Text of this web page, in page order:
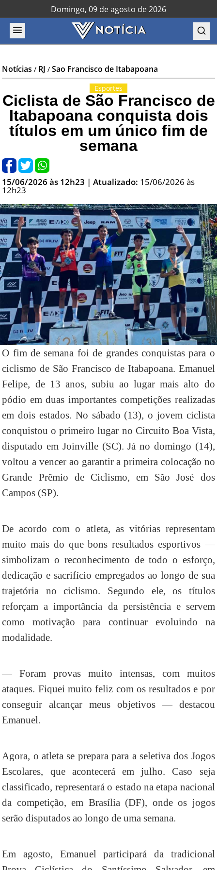
Domingo, 09 de agosto de 2026
Notícias / RJ /Sao Francisco de Itabapoana
Esportes
Ciclista de São Francisco de
Itabapoana conquista dois
títulos em um único fim de
semana
15/06/2026 às 12h23 | Atualizado: 15/06/2026 às
12h23
O fim de semana foi de grandes conquistas para o
ciclismo de São Francisco de Itabapoana. Emanuel
Felipe, de 13 anos, subiu ao lugar mais alto do
pódio em duas importantes competições realizadas
em dois estados. No sábado (13), o jovem ciclista
conquistou o primeiro lugar no Circuito Boa Vista,
disputado em Joinville (SC). Já no domingo (14),
voltou a vencer ao garantir a primeira colocação no
Grande Prêmio de Ciclismo, em São José dos
Campos (SP).
De acordo com o atleta, as vitórias representam
muito mais do que bons resultados esportivos —
simbolizam o reconhecimento de todo o esforço,
dedicação e sacrifício empregados ao longo de sua
trajetória no ciclismo. Segundo ele, os títulos
reforçam a importância da persistência e servem
como motivação para continuar evoluindo na
modalidade.
— Foram provas muito intensas, com muitos
ataques. Fiquei muito feliz com os resultados e por
conseguir alcançar meus objetivos — destacou
Emanuel.
Agora, o atleta se prepara para a seletiva dos Jogos
Escolares, que acontecerá em julho. Caso seja
classificado, representará o estado na etapa nacional
da competição, em Brasília (DF), onde os jogos
serão disputados ao longo de uma semana.
Em agosto, Emanuel participará da tradicional